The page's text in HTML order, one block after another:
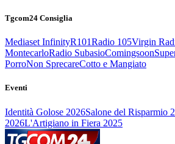
Tgcom24 Consiglia
Mediaset InfinityR101Radio 105Virgin
MontecarloRadio SubasioComingsoon
PorroNon SprecareCotto e Mangiato
Eventi
Identità Golose 2026Salone del Risparmio
2026L'Artigiano in Fiera 2025